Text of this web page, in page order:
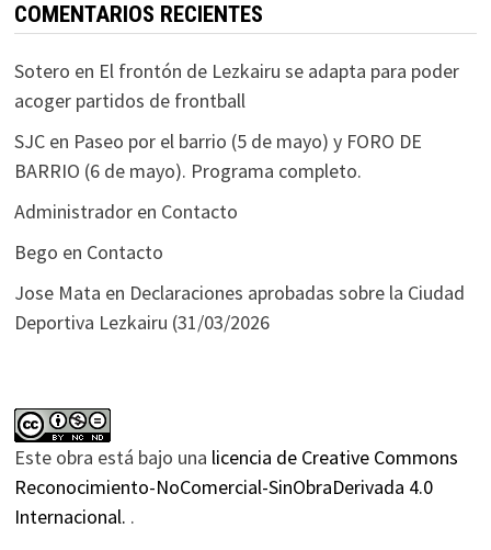
COMENTARIOS RECIENTES
Sotero en El frontón de Lezkairu se adapta para poder
acoger partidos de frontball
SJCen Paseo por el barrio (5 de mayo) y FORO DE
BARRIO (6 de mayo). Programa completo.
Administradoren Contacto
Bego en Contacto
Jose Mata en Declaraciones aprobadas sobre la Ciudad
Deportiva Lezkairu (31/03/2026
Este obra está bajo una licencia de Creative Commons
Reconocimiento-NoComercial-SinObraDerivada 4.0
Internacional. .